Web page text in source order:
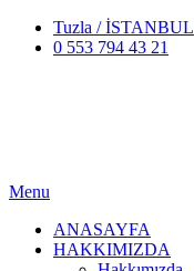
Tuzla / İSTANBUL
0 553 794 43 21
Menu
ANASAYFA
HAKKIMIZDA